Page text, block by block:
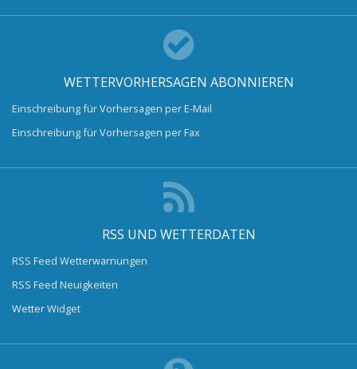
WETTERVORHERSAGEN ABONNIEREN
Einschreibung für Vorhersagen per E-Mail
Einschreibung für Vorhersagen per Fax
RSS UND WETTERDATEN
RSS Feed Wetterwarnungen
RSS Feed Neuigkeiten
Wetter Widget